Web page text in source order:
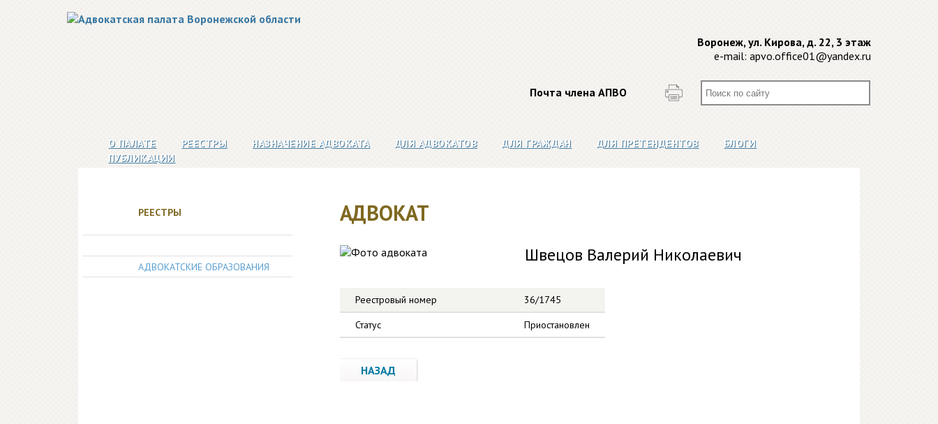
Воронеж, ул. Кирова, д. 22, 3 этаж
e-mail: apvo.office01@yandex.ru
Почта члена АПВО
О ПАЛАТЕ РЕЕСТРЫ НАЗНАЧЕНИЕ АДВОКАТА ДЛЯ АДВОКАТОВ ДЛЯ ГРАЖДАН ДЛЯ ПРЕТЕНДЕНТОВ
БЛОГИ
ПУБЛИКАЦИИ
РЕЕСТРЫ
АДВОКАТСКИЕ ОБРАЗОВАНИЯ
АДВОКАТ
Швецов Валерий Николаевич
Реестровый номер
36/1745
Статус
Приостановлен
НАЗАД